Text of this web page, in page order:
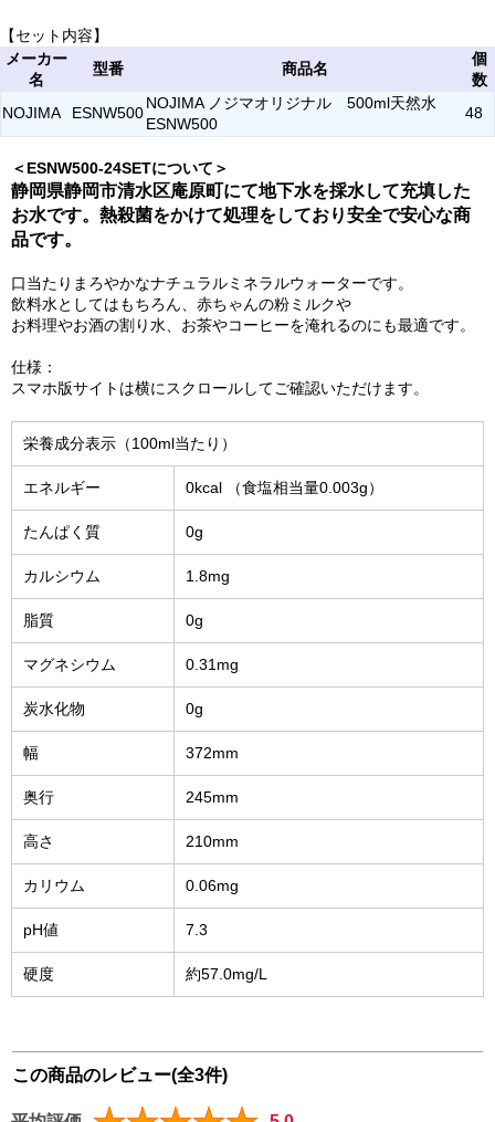
【セット内容】
メーカー
名
型番 商品名
個
数
NOJIMA
ESNW500
NOJIMA ノジマオリジナル 500ml天然水
ESNW500
48
＜ESNW500-24SETについて＞
静岡県静岡市清水区庵原町にて地下水を採水して充填した
お水です。熱殺菌をかけて処理をしており安全で安心な商
品です。
口当たりまろやかなナチュラルミネラルウォーターです。
飲料水としてはもちろん、赤ちゃんの粉ミルクや
お料理やお酒の割り水、お茶やコーヒーを淹れるのにも最適です。
仕様：
スマホ版サイトは横にスクロールしてご確認いただけます。
栄養成分表示（100ml当たり）
エネルギー 0kcal （食塩相当量0.003g）
たんぱく質 0g
カルシウム 1.8mg
脂質 0g
マグネシウム 0.31mg
炭水化物 0g
幅 372mm
奥行 245mm
高さ 210mm
カリウム 0.06mg
pH値 7.3
硬度 約57.0mg/L
この商品のレビュー(全3件)